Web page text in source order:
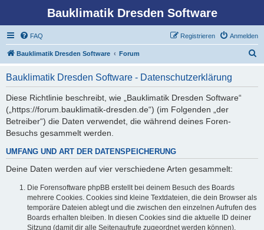
Bauklimatik Dresden Software
FAQ Anmelden
Registrieren
Bauklimatik Dresden Software Forum
Bauklimatik Dresden Software - Datenschutzerklärung
Diese Richtlinie beschreibt, wie „Bauklimatik Dresden Software“
(„https://forum.bauklimatik-dresden.de“) (im Folgenden „der
Betreiber“) die Daten verwendet, die während deines Foren-
Besuchs gesammelt werden.
UMFANG UND ART DER DATENSPEICHERUNG
Deine Daten werden auf vier verschiedene Arten gesammelt:
Die Forensoftware phpBB erstellt bei deinem Besuch des Boards
mehrere Cookies. Cookies sind kleine Textdateien, die dein Browser als
temporäre Dateien ablegt und die zwischen den einzelnen Aufrufen des
Boards erhalten bleiben. In diesen Cookies sind die aktuelle ID deiner
Sitzung (damit dir alle Seitenaufrufe zugeordnet werden können),